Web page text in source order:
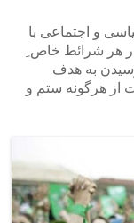
و اجتماعی با
هر شرائط خاص
به هدف
از هرگونه ستم و